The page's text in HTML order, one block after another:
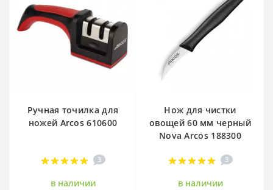
Ручная точилка для
ножей Arcos 610600
3
в наличии
Нож для чистки
овощей 60 мм черный
Nova Arcos 188300
3
в наличии